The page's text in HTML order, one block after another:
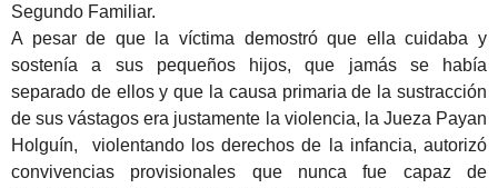
Segundo Familiar.
A pesar de que la víctima demostró que ella cuidaba y
sostenía a sus pequeños hijos, que jamás se había
separado de ellos y que la causa primaria de la sustracción
de sus vástagos era justamente la violencia, la Jueza Payan
Holguín, violentando los derechos de la infancia, autorizó
convivencias provisionales que nunca fue capaz de